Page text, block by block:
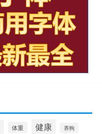
体重 健康 养狗